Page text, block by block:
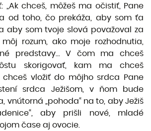
„Ak chceš, môžeš ma očistiť, Pane
od toho, čo prekáža, aby som ťa
aby som tvoje slová považoval za
rozum, ako moje rozhodnutia,
predstavy... V čom ma chceš
skorigovať, kam ma chceš
chceš vložiť do môjho srdca Pane
srdca Ježišom, v ňom bude
vnútorná „pohoda“ na to, aby Ježiš
aby prišli nové, mladé
čase aj ovocie.